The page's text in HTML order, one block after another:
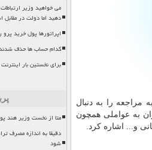
مراجعه را به دنبال
به عواملی همچون
و... اشاره کرد.
می خواهید وزیر
دهید اما دولت در مقابل
اپراتورها پول خرید
کدام حساب ها حذف
برای نخستین بار
متا از نخست وزیر
دقیقا به اندازه مصرف
شود